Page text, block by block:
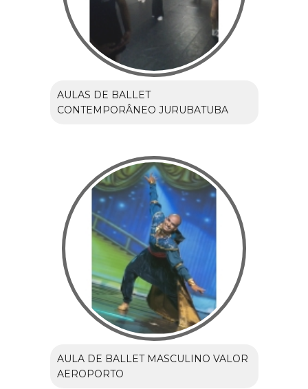
AULAS DE BALLET
CONTEMPORÂNEO JURUBATUBA
AULA DE BALLET MASCULINO VALOR
AEROPORTO